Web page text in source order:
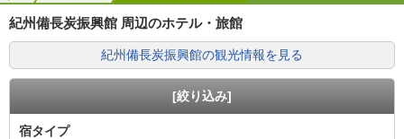
紀州備長炭振興館 周辺のホテル・旅館
紀州備長炭振興館の観光情報を見る
[絞り込み]
宿タイプ